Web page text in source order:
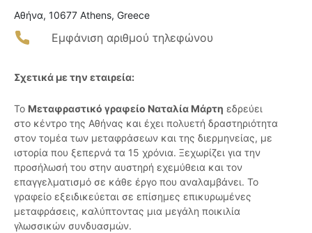
Αθήνα, 10677 Athens, Greece
Εμφάνιση αριθμού τηλεφώνου
Σχετικά με την εταιρεία:
Το Μεταφραστικό γραφείο Ναταλία Μάρτη εδρεύει
στο κέντρο της Αθήνας και έχει πολυετή δραστηριότητα
στον τομέα των μεταφράσεων και της διερμηνείας, με
ιστορία που ξεπερνά τα 15 χρόνια. Ξεχωρίζει για την
προσήλωσή του στην αυστηρή εχεμύθεια και τον
επαγγελματισμό σε κάθε έργο που αναλαμβάνει. Το
γραφείο εξειδικεύεται σε επίσημες επικυρωμένες
μεταφράσεις, καλύπτοντας μια μεγάλη ποικιλία
γλωσσικών συνδυασμών.